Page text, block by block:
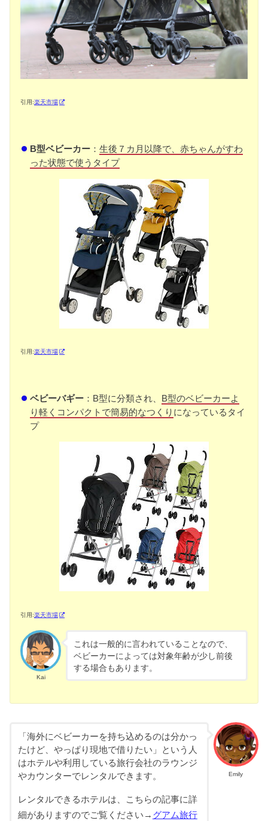
引用:楽天市場
B型ベビーカー： 生後７カ月以降で、赤ちゃんがすわ
った状態で使うタイプ
引用:楽天市場
ベビーバギー：B型に分類され、 B型のベビーカーよ
り軽くコンパクトで簡易的なつくり になっているタイ
プ
引用:楽天市場
Kai
これは一般的に言われていることなので、
ベビーカーによっては対象年齢が少し前後
する場合もあります。
Emily
「海外にベビーカーを持ち込めるのは分かっ
たけど、やっぱり現地で借りたい」という人
はホテルや利用している旅行会社のラウンジ
やカウンターでレンタルできます。
レンタルできるホテルは、こちらの記事に詳
細がありますのでご覧ください→ グアム旅行